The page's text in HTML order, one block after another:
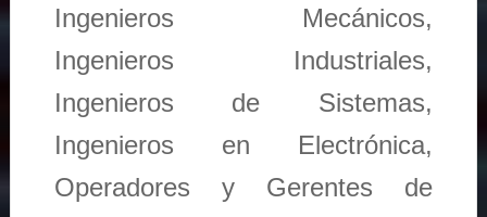
Ingenieros Mecánicos,
Ingenieros Industriales,
Ingenieros de Sistemas,
Ingenieros en Electrónica,
Operadores y Gerentes de